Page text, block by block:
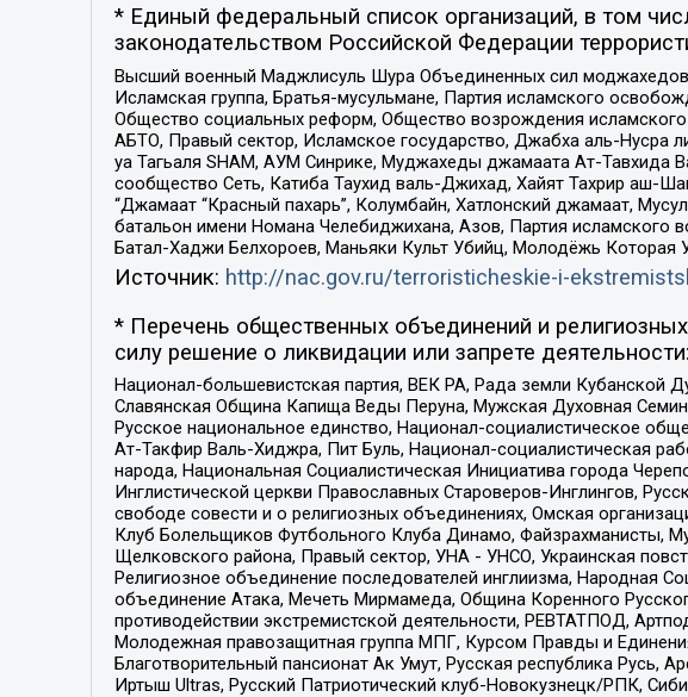
* Единый федеральный список организаций, в том
законодательством Российской Федерации
Высший военный Маджлисуль Шура Объединенных сил моджахедов
Исламская группа, Братья-мусульмане, Партия исламского
Общество социальных реформ, Общество возрождения
АБТО, Правый сектор, Исламское государство, Джабха аль-
уа Тагьаля SHAM, АУМ Синрике, Муджахеды джамаата Ат-Тавхида
сообщество Сеть, Катиба Таухид валь-Джихад, Хайят Тахрир аш-
“Джамаат “Красный пахарь”, Колумбайн, Хатлонский джамаат,
батальон имени Номана Челебиджихана, Азов, Партия
Батал-Хаджи Белхороев, Маньяки Культ Убийц, Молодёжь Которая
Источник: http://nac.gov.ru/terroristicheskie-i-
* Перечень общественных объединений и
силу решение о ликвидации или запрете деятельности:
Национал-большевистская партия, ВЕК РА, Рада земли Кубанской
Славянская Община Капища Веды Перуна, Мужская Духовная
Русское национальное единство, Национал-социалистическое
Ат-Такфир Валь-Хиджра, Пит Буль, Национал-социалистическая
народа, Национальная Социалистическая Инициатива города
Инглистической церкви Православных Староверов-Инглингов,
свободе совести и о религиозных объединениях, Омская
Клуб Болельщиков Футбольного Клуба Динамо, Файзрахманисты,
Щелковского района, Правый сектор, УНА - УНСО, Украинская
Религиозное объединение последователей инглиизма, Народная
объединение Атака, Мечеть Мирмамеда, Община Коренного
противодействии экстремистской деятельности, РЕВТАТПОД,
Молодежная правозащитная группа МПГ, Курсом Правды и
Благотворительный пансионат Ак Умут, Русская республика Русь,
Иртыш Ultras, Русский Патриотический клуб-Новокузнецк/РПК,